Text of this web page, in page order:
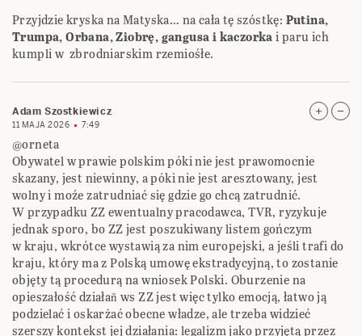
Przyjdzie kryska na Matyska… na cała tę szóstkę: Putina,
Trumpa, Orbana, Ziobrę, gangusa i kaczorkai paru ich
kumpli w zbrodniarskim rzemiośłe.
Adam Szostkiewicz
11 MAJA 2026 7:49
@orneta
Obywatel w prawie polskim póki nie jest prawomocnie
skazany, jest niewinny, a póki nie jest aresztowany, jest
wolny i moźe zatrudniać się gdzie go chcą zatrudnić.
W przypadku ZZ ewentualny pracodawca, TVR, ryzykuje
jednak sporo, bo ZZ jest poszukiwany listem gończym
w kraju, wkrótce wystawią za nim europejski, a jeśli trafi do
kraju, który ma z Polską umowę ekstradycyjną, to zostanie
objęty tą procedurą na wniosek Polski. Oburzenie na
opieszałość działañ ws ZZ jest więc tylko emocją, łatwo ją
podzielać i oskarżać obecne władze, ale trzeba widzieć
szerszy kontekst jej działania: legalizm jako przyjętą przez